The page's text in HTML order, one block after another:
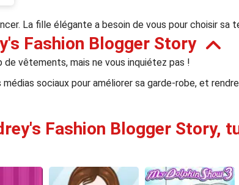
La fille élégante a besoin de vous pour choisir sa
Fashion Blogger Story
de vêtements, mais ne vous inquiétez pas !
sociaux pour améliorer sa garde-robe, et
Fashion Blogger Story,